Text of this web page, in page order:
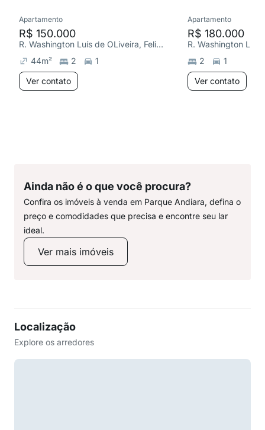
Apartamento
R$ 150.000
R. Washington Luís de OLiveira, Felipe Cláudio de Sales
44m² 2
1
Ver contato
Apartamento
R$ 180.000
2
1
Ver contato
Ainda não é o que você procura?
Confira os imóveis à venda em Parque Andiara, defina o
preço e comodidades que precisa e encontre seu lar
ideal.
Ver mais imóveis
Localização
Explore os arredores